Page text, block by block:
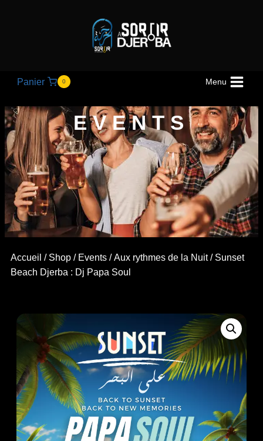
Panier 0 Menu
EVENTS
Accueil / Shop / Events /Aux rythmes de la Nuit/ Sunset
Beach Djerba : Dj Papa Soul